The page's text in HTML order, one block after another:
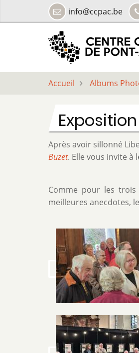
info@ccpac.be
Accueil Albums
Exposition
Après avoir sillonné
Buzet. Elle vous invite à
Comme pour les trois
meilleures anecdotes,
Image
Image